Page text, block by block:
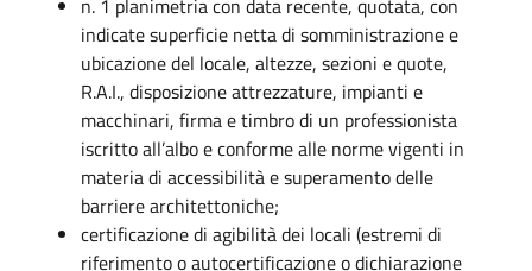
indicate superficie netta di somministrazione e
ubicazione del locale, altezze, sezioni e quote,
R.A.I., disposizione attrezzature, impianti e
macchinari, firma e timbro di un professionista
iscritto all’albo e conforme alle norme vigenti in
materia di accessibilità e superamento delle
barriere architettoniche;
certificazione di agibilità dei locali (estremi di
riferimento o autocertificazione o dichiarazione